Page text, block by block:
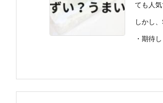
ても人気
しかし
・期待